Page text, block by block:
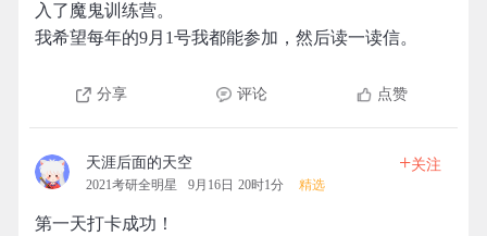
入了魔鬼训练营。
我希望每年的9月1号我都能参加，然后读一读信。
分享 评论 点赞
天涯后面的天空
2021考研全明星 9月16日 20时1分 精选
+关注
第一天打卡成功！